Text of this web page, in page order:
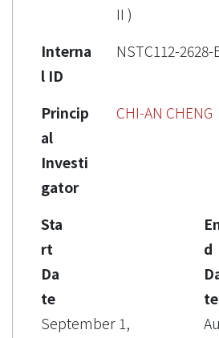
II )
Interna
l ID
NSTC112-2628-
Princip
al
Investi
gator
CHI-AN CHENG
Sta
rt
Da
te
September 1,
d
te